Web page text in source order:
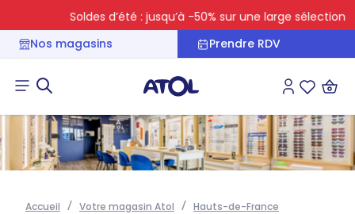
Soldes d’été : jusqu’à -50% sur une large sélection
Nos magasins
Prendre RDV
Connexion
Accueil Votre magasin Atol
Hauts-de-France